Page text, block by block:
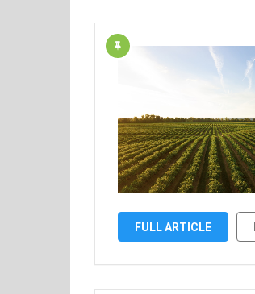
FULL ARTICLE